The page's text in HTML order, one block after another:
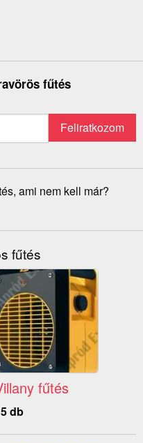
fűtés
ami nem kell már?
fűtés
fűtés
db